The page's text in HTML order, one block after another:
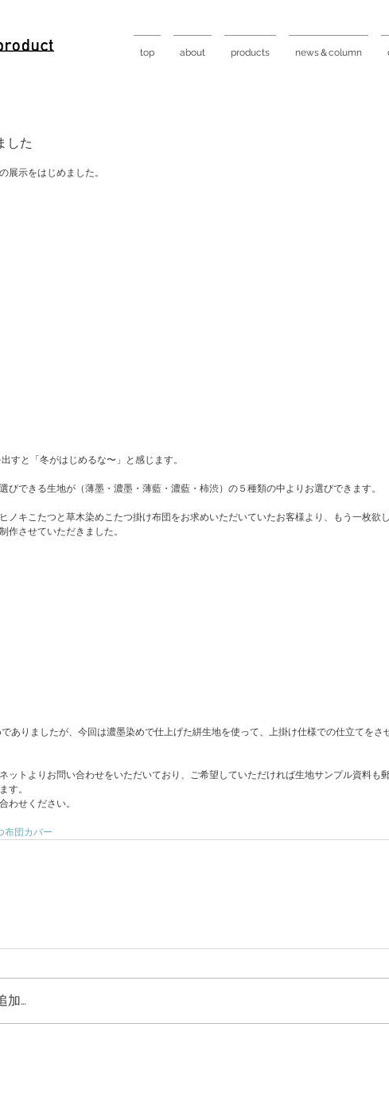
top about products news＆column
した
展示をはじめました。
すと「冬がはじめるな〜」と感じます。
びできる生地が（薄墨・濃墨・薄藍・濃藍・柿渋）の５種類の中よりお選びできます。
ノキこたつと草木染めこたつ掛け布団をお求めいただいていたお客様より、もう一枚欲
作させていただきました。
ットよりお問い合わせをいただいており、ご希望していただければ生地サンプル資料も
す。
わせください。
布団カバー
加…